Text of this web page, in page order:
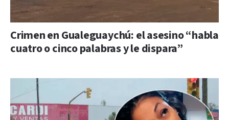
Crimen en Gualeguaychú: el asesino “habla
cuatro o cinco palabras y le dispara”